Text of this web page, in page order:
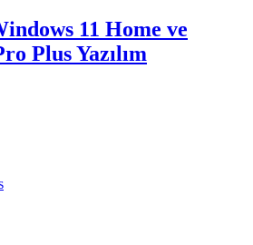
11 Home ve
Plus Yazılım